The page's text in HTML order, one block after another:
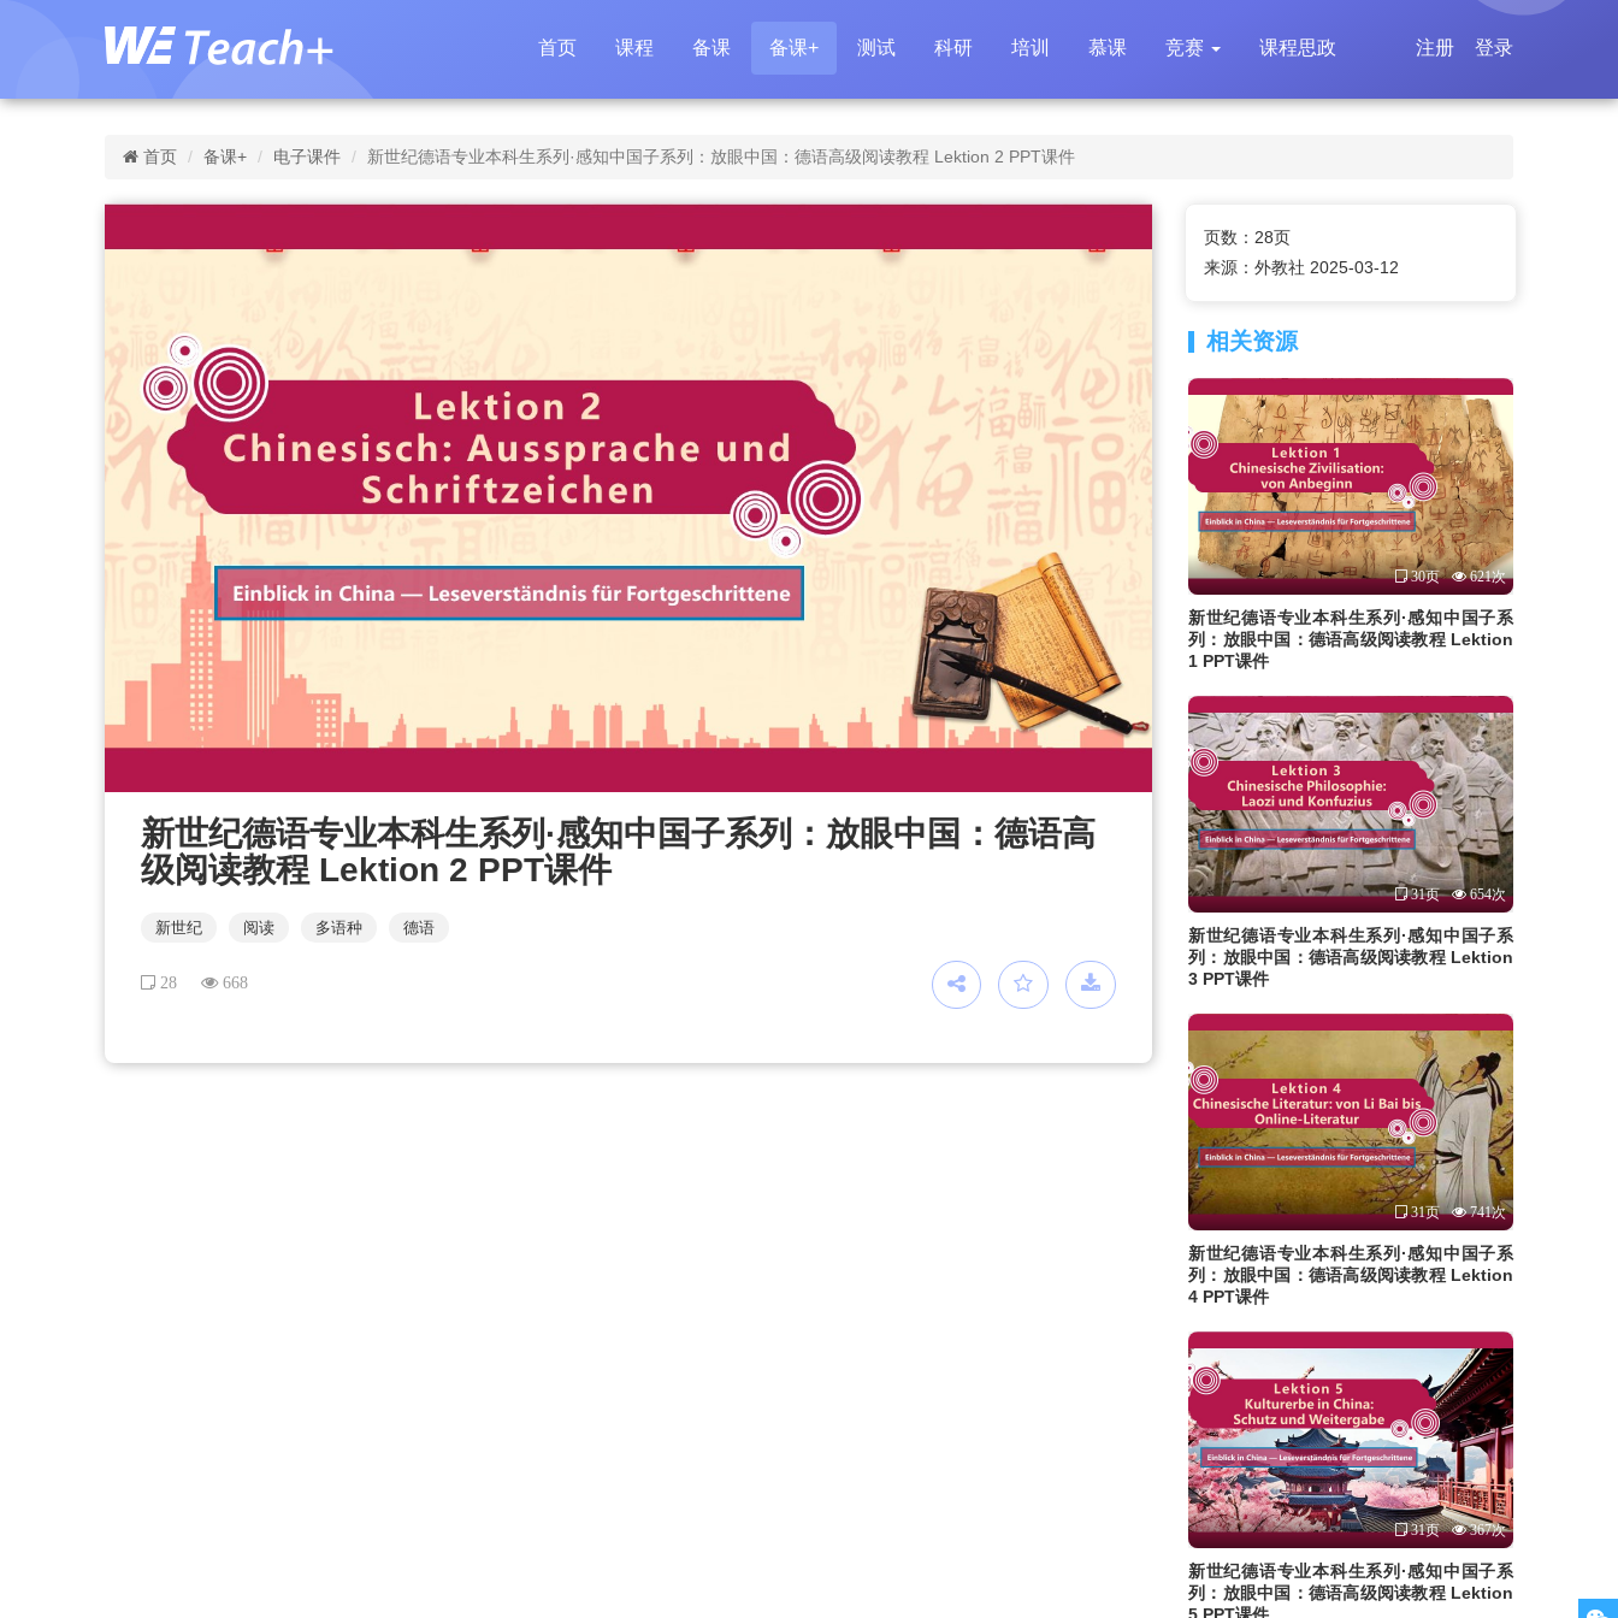
首页 课程 备课 备课+ 测试 科研 培训 慕课 竞赛 课程思政 登录
注册
首页 备课+ 电子课件 新世纪德语专业本科生系列·感知中国子系列：放眼中国：德语高级阅读教程 Lektion 2 PPT课件
新世纪德语专业本科生系列·感知中国子系列：放眼中国：德语高
级阅读教程 Lektion 2 PPT课件
新世纪 阅读 多语种 德语
28 668
页数：28页
来源：外教社 2025-03-12
相关资源
30页 621次
新世纪德语专业本科生系列·感知中国子系
列：放眼中国：德语高级阅读教程 Lektion
1 PPT课件
31页 654次
新世纪德语专业本科生系列·感知中国子系
列：放眼中国：德语高级阅读教程 Lektion
3 PPT课件
31页 741次
新世纪德语专业本科生系列·感知中国子系
列：放眼中国：德语高级阅读教程 Lektion
4 PPT课件
31页 367次
新世纪德语专业本科生系列·感知中国子系
列：放眼中国：德语高级阅读教程 Lektion